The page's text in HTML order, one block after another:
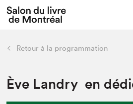
L'événement
Préparer sa visite au
retour
Liens pratiques
Retour à la programmation
Ève Landry en